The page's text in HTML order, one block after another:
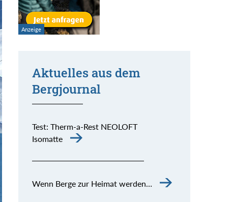
Aktuelles aus dem
Bergjournal
Test: Therm-a-Rest NEOLOFT
Isomatte
Wenn Berge zur Heimat werden…